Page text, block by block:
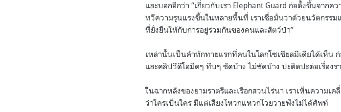
และบอกอีกว่า “เกี่ยวกับเรา Elephant Guard ก่อตั้งขึ้นจา
ทวีความรุนแรงขึ้นในหลายพื้นที่ เราเชื่อมั่นว่าด้วยนวัตกรรม
ที่ยั่งยืนให้กับการอยู่ร่วมกันของคนและสัตว์ป่า”
เหล่านั้นเป็นคำทักทายแรกที่คนในโลกโซเชียลมีเดียได้เห็น
และคลิปวีดีโอมืดๆ ทึบๆ ชัดบ้าง ไม่ชัดบ้าง ปะติดปะต่อเรื่องร
ในฉากหลังของยามราตรีและเรือกสวนไร่นา เราเห็นความ
ว่าใครเป็นใคร มีแต่เสียงโหวกแหวกโวยวายฟังไม่ได้ศัพท์